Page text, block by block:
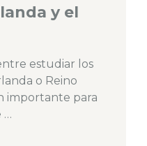
y el
estudiar los
o Reino
importante para
…